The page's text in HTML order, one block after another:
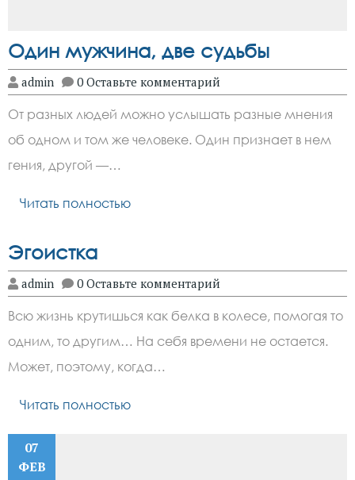
Один мужчина, две судьбы
admin 0 Оставьте комментарий
От разных людей можно услышать разные мнения
об одном и том же человеке. Один признает в нем
гения, другой —…
Читать полностью
Эгоистка
admin 0 Оставьте комментарий
Всю жизнь крутишься как белка в колесе, помогая то
одним, то другим… На себя времени не остается.
Может, поэтому, когда…
Читать полностью
07
ФЕВ